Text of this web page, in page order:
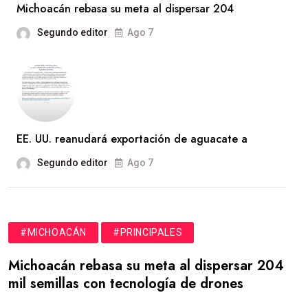
Michoacán rebasa su meta al dispersar 204
Segundo editor Ago 7
EE. UU. reanudará exportación de aguacate a
Segundo editor Ago 7
#MICHOACÁN #PRINCIPALES
Michoacán rebasa su meta al dispersar 204
mil semillas con tecnología de drones